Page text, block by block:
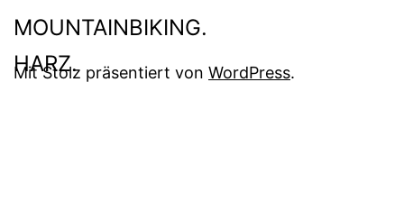
Mit Stolz präsentiert von WordPress.